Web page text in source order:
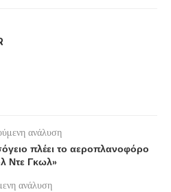
ανάλυση
πλέει το αεροπλανοφόρο
Ντε Γκωλ»
ανάλυση